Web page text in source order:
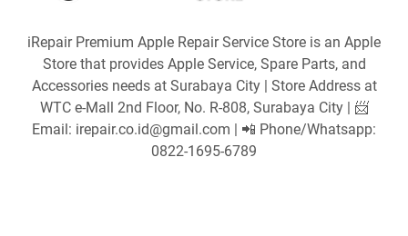
iRepair Premium Apple Repair Service Store is an Apple
Store that provides Apple Service, Spare Parts, and
Accessories needs at Surabaya City | Store Address at
WTC e-Mall 2nd Floor, No. R-808, Surabaya City | 📨
Email: irepair.co.id@gmail.com | 📲 Phone/Whatsapp:
0822-1695-6789